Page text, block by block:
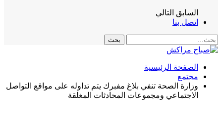
السابق التالي
اتصل بنا
الصفحة الرئيسية
مجتمع
وزارة الصحة تنفي بلاغ مفبرك يتم تداوله على مواقع التواصل
الاجتماعي ومجموعات المحادثات المغلقة